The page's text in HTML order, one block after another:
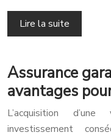
Lire la suite
Assurance
avantages
L’acquisition
investissement